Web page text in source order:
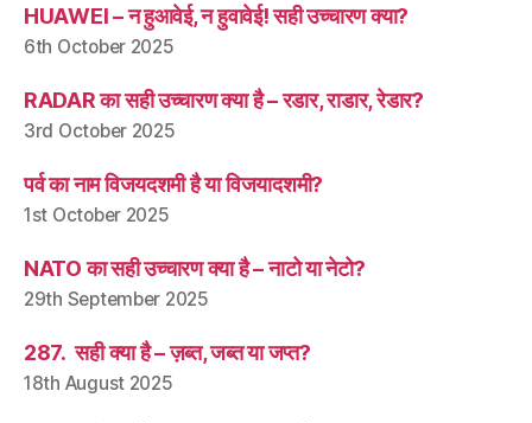
HUAWEI – न हुआवेई, न हुवावेई! सही उच्चारण क्या?
6th October 2025
RADAR का सही उच्चारण क्या है – रडार, राडार, रेडार?
3rd October 2025
पर्व का नाम विजयदशमी है या विजयादशमी?
1st October 2025
NATO का सही उच्चारण क्या है – नाटो या नेटो?
29th September 2025
287. सही क्या है – ज़ब्त, जब्त या जप्त?
18th August 2025